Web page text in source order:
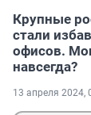
Крупные
стали
офисов.
навсегда?
13 апреля 2024,